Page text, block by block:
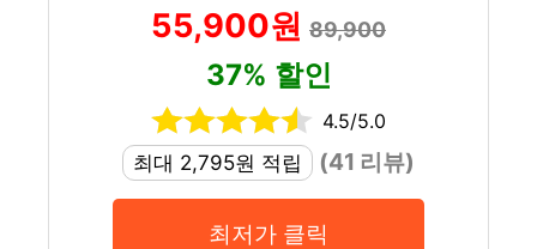
55,900원 89,900
37% 할인
4.5/5.0
최대 2,795원 적립
(41 리뷰)
최저가 클릭